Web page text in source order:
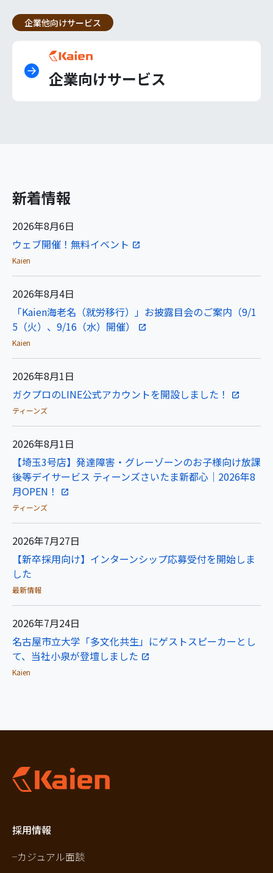
企業他向けサービス
企業向けサービス
新着情報
2026年8月6日
ウェブ開催！無料イベント
Kaien
2026年8月4日
「Kaien海老名（就労移行）」お披露目会のご案内（9/1
5（火）、9/16（水）開催）
Kaien
2026年8月1日
ガクプロのLINE公式アカウントを開設しました！
ティーンズ
2026年8月1日
【埼玉3号店】発達障害・グレーゾーンのお子様向け放課
後等デイサービス ティーンズさいたま新都心｜2026年8
月OPEN！
ティーンズ
2026年7月27日
【新卒採用向け】インターンシップ応募受付を開始しま
した
最新情報
2026年7月24日
名古屋市立大学「多文化共生」にゲストスピーカーとし
て、当社小泉が登壇しました
Kaien
採用情報
カジュアル面談